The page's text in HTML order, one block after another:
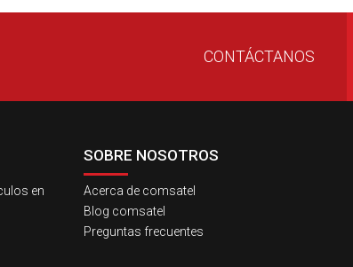
CONTÁCTANOS
en
SOBRE NOSOTROS
Acerca de comsatel
Blog comsatel
Preguntas frecuentes